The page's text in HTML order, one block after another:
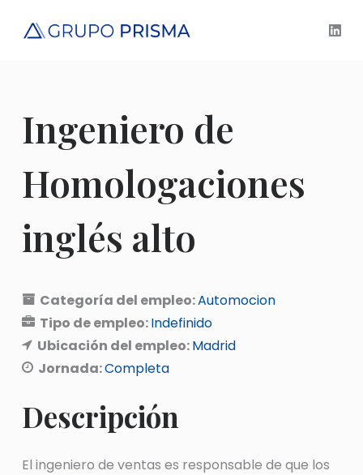
a
a
n
n
Ingeniero de
Homologaciones
inglés alto
Categoría del empleo:Automocion
Tipo de empleo:Indefinido
Ubicación del empleo:Madrid
Jornada:Completa
Descripción
El ingeniero de ventas es responsable de que los